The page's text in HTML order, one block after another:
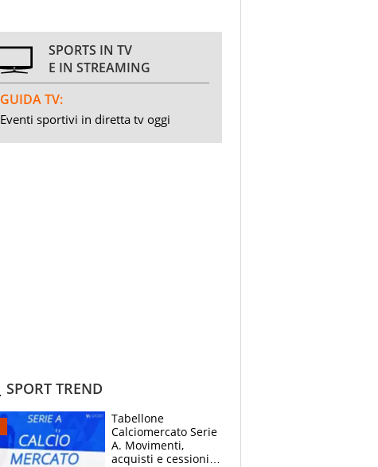
SPORTS IN TV
E IN STREAMING
GUIDA TV:
Eventi sportivi in diretta tv oggi
SPORT TREND
Tabellone
Calciomercato Serie
A. Movimenti,
acquisti e cessioni: